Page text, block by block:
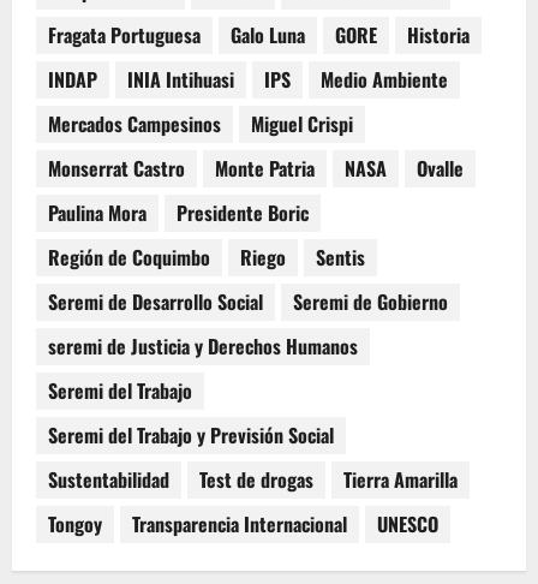
Fragata Portuguesa
Galo Luna GORE
Historia
INDAP
INIA Intihuasi IPS
Medio Ambiente
Mercados Campesinos
Miguel Crispi
Monserrat Castro
Monte Patria NASA
Ovalle
Paulina Mora
Presidente Boric
Región de Coquimbo
Riego
Sentis
Seremi de Desarrollo Social
Seremi de Gobierno
seremi de Justicia y Derechos Humanos
Seremi del Trabajo
Seremi del Trabajo y Previsión Social
Sustentabilidad
Test de drogas
Tierra Amarilla
Tongoy
Transparencia Internacional UNESCO